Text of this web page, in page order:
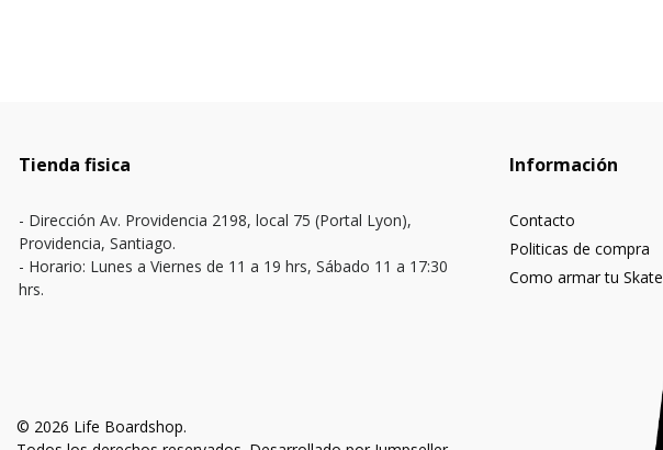
Tienda fisica
- Dirección Av. Providencia 2198, local 75 (Portal Lyon),
Providencia, Santiago.
- Horario: Lunes a Viernes de 11 a 19 hrs, Sábado 11 a 17:30
hrs.
Información
Contacto
Politicas de compra
Como armar tu Skate
© 2026 Life Boardshop.